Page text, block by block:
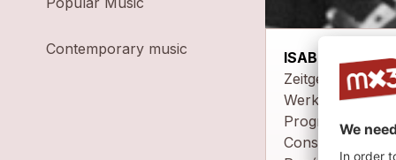
Contemporary music
ISABEL |
Zeitgenössische
Werke von
Programm:
Constant